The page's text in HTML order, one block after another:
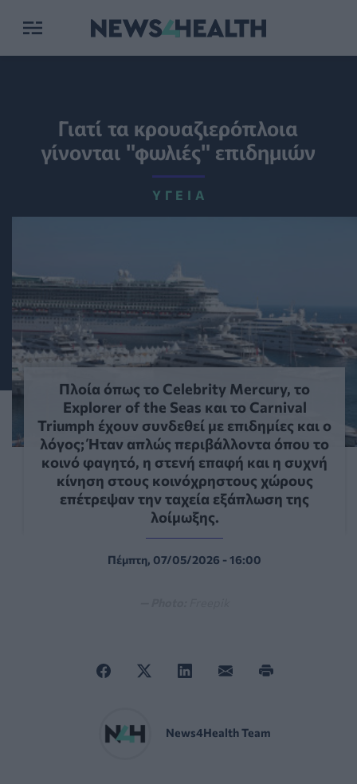
Γιατί τα κρουαζιερόπλοια
γίνονται "φωλιές" επιδημιών
ΥΓΕΊΑ
Πλοία όπως το Celebrity Mercury, το
Explorer of the Seas και το Carnival
Triumph έχουν συνδεθεί με επιδημίες και ο
λόγος; Ήταν απλώς περιβάλλοντα όπου το
κοινό φαγητό, η στενή επαφή και η συχνή
κίνηση στους κοινόχρηστους χώρους
επέτρεψαν την ταχεία εξάπλωση της
λοίμωξης.
Πέμπτη, 07/05/2026 - 16:00
News4Health Team